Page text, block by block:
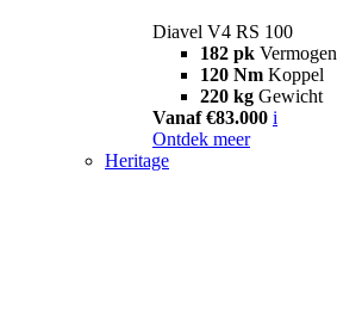
Diavel V4 RS 100
182 pk Vermogen
120 Nm Koppel
220 kg Gewicht
Vanaf €83.000 i
Ontdek meer
Heritage